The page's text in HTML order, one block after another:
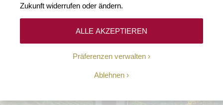
Zukunft widerrufen oder ändern.
Präferenzen verwalten
Ablehnen
ALLE AKZEPTIEREN